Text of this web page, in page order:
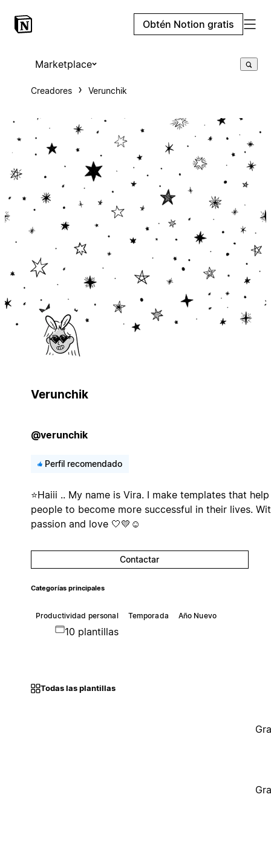
Obtén Notion gratis
Marketplace
Creadores Verunchik
Verunchik
@verunchik
Perfil recomendado
⭐️Haiii .. My name is Vira. I make templates that help
people to become more successful in their lives.
passion and love 🤍💛☺️
Contactar
Categorías principales
Productividad personal Temporada Año Nuevo
10 plantillas
Todas las plantillas